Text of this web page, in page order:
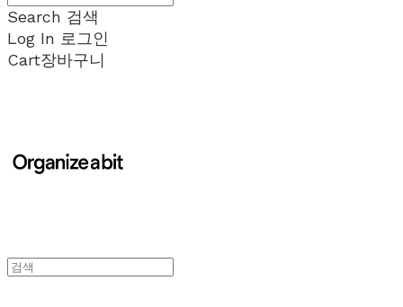
Search 검색
Log In 로그인
Cart장바구니